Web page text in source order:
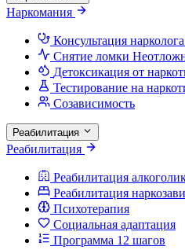
Наркомания
Консультация нарколога
Снятие ломки
Детоксикация от
Тестирование на
Созависимость
Реабилитация
Реабилитация
Реабилитация
Реабилитация
Психотерапия
Социальная адаптация
Программа 12 шагов